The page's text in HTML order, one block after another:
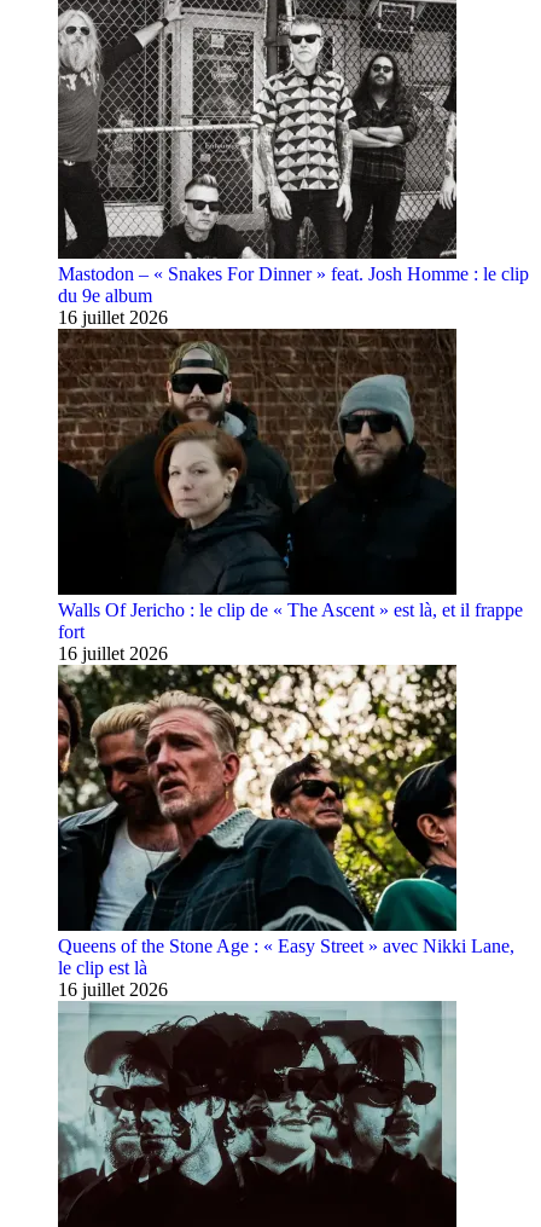
Mastodon – « Snakes For Dinner » feat. Josh Homme : le clip
du 9e album
16 juillet 2026
Walls Of Jericho : le clip de « The Ascent » est là, et il frappe
fort
16 juillet 2026
Queens of the Stone Age : « Easy Street » avec Nikki Lane,
le clip est là
16 juillet 2026